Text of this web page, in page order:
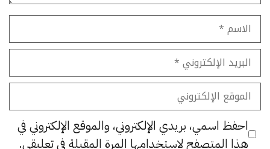
الاسم
البريد
الإلكتروني
الموقع
الإلكتروني
احفظ اسمي، بريدي الإلكتروني، والموقع الإلكتروني في
هذا المتصفح لاستخدامها المرة المقبلة في تعليقي.